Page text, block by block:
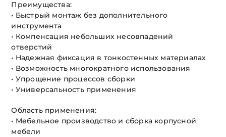
Преимущества:
• Быстрый монтаж без дополнительного
инструмента
• Компенсация небольших несовпадений
отверстий
• Надежная фиксация в тонкостенных материалах
• Возможность многократного использования
• Упрощение процессов сборки
• Универсальность применения
Область применения:
• Мебельное производство и сборка корпусной
мебели